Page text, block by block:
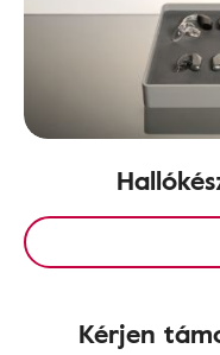
Kérjen